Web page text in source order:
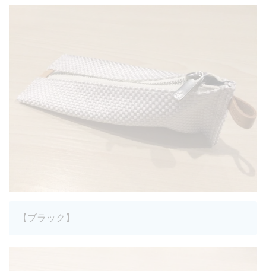
【ブラック】